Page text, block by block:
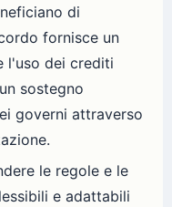
di
fornisce un
l'uso dei crediti
sostegno
governi attraverso
le regole e le
e adattabili